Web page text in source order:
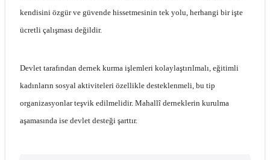
kendisini özgür ve güvende hissetmesinin tek yolu, herhangi bir işte
ücretli çalışması değildir.
Devlet tarafından dernek kurma işlemleri kolaylaştırılmalı, eğitimli
kadınların sosyal aktiviteleri özellikle desteklenmeli, bu tip
organizasyonlar teşvik edilmelidir. Mahallî derneklerin kurulma
aşamasında ise devlet desteği şarttır.